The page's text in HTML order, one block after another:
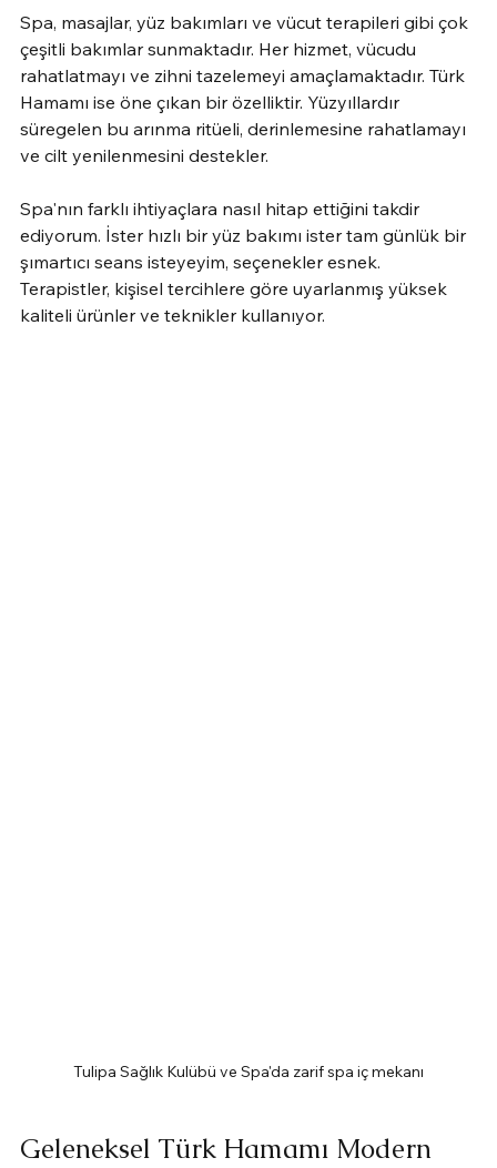
Spa, masajlar, yüz bakımları ve vücut terapileri gibi çok
çeşitli bakımlar sunmaktadır. Her hizmet, vücudu
rahatlatmayı ve zihni tazelemeyi amaçlamaktadır. Türk
Hamamı ise öne çıkan bir özelliktir. Yüzyıllardır
süregelen bu arınma ritüeli, derinlemesine rahatlamayı
ve cilt yenilenmesini destekler.
Spa'nın farklı ihtiyaçlara nasıl hitap ettiğini takdir
ediyorum. İster hızlı bir yüz bakımı ister tam günlük bir
şımartıcı seans isteyeyim, seçenekler esnek.
Terapistler, kişisel tercihlere göre uyarlanmış yüksek
kaliteli ürünler ve teknikler kullanıyor.
Tulipa Sağlık Kulübü ve Spa'da zarif spa iç mekanı
Geleneksel Türk Hamamı Modern